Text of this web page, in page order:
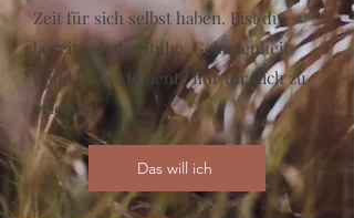
Zeit für sich selbst haben. Bist du
bereit, wieder Ruhe, Gelassenheit
und kleine Momente nur für dich zu
erleben?
Das will ich